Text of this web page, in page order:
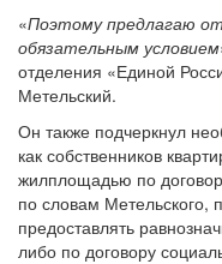
«Поэтому предлагаю
обязательным условием
отделения «Единой
Метельский.
Он также подчеркнул
как собственников
жилплощадью по
по словам
предоставлять
либо по договору